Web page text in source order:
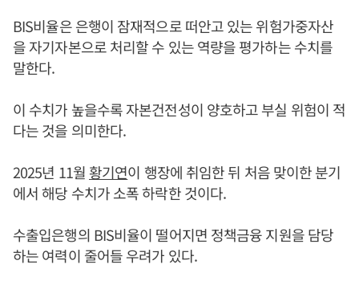
BIS비율은 은행이 잠재적으로 떠안고 있는 위험가중자산
을 자기자본으로 처리할 수 있는 역량을 평가하는 수치를
말한다.
이 수치가 높을수록 자본건전성이 양호하고 부실 위험이 적
다는 것을 의미한다.
2025년 11월 황기연이 행장에 취임한 뒤 처음 맞이한 분기
에서 해당 수치가 소폭 하락한 것이다.
수출입은행의 BIS비율이 떨어지면 정책금융 지원을 담당
하는 여력이 줄어들 우려가 있다.